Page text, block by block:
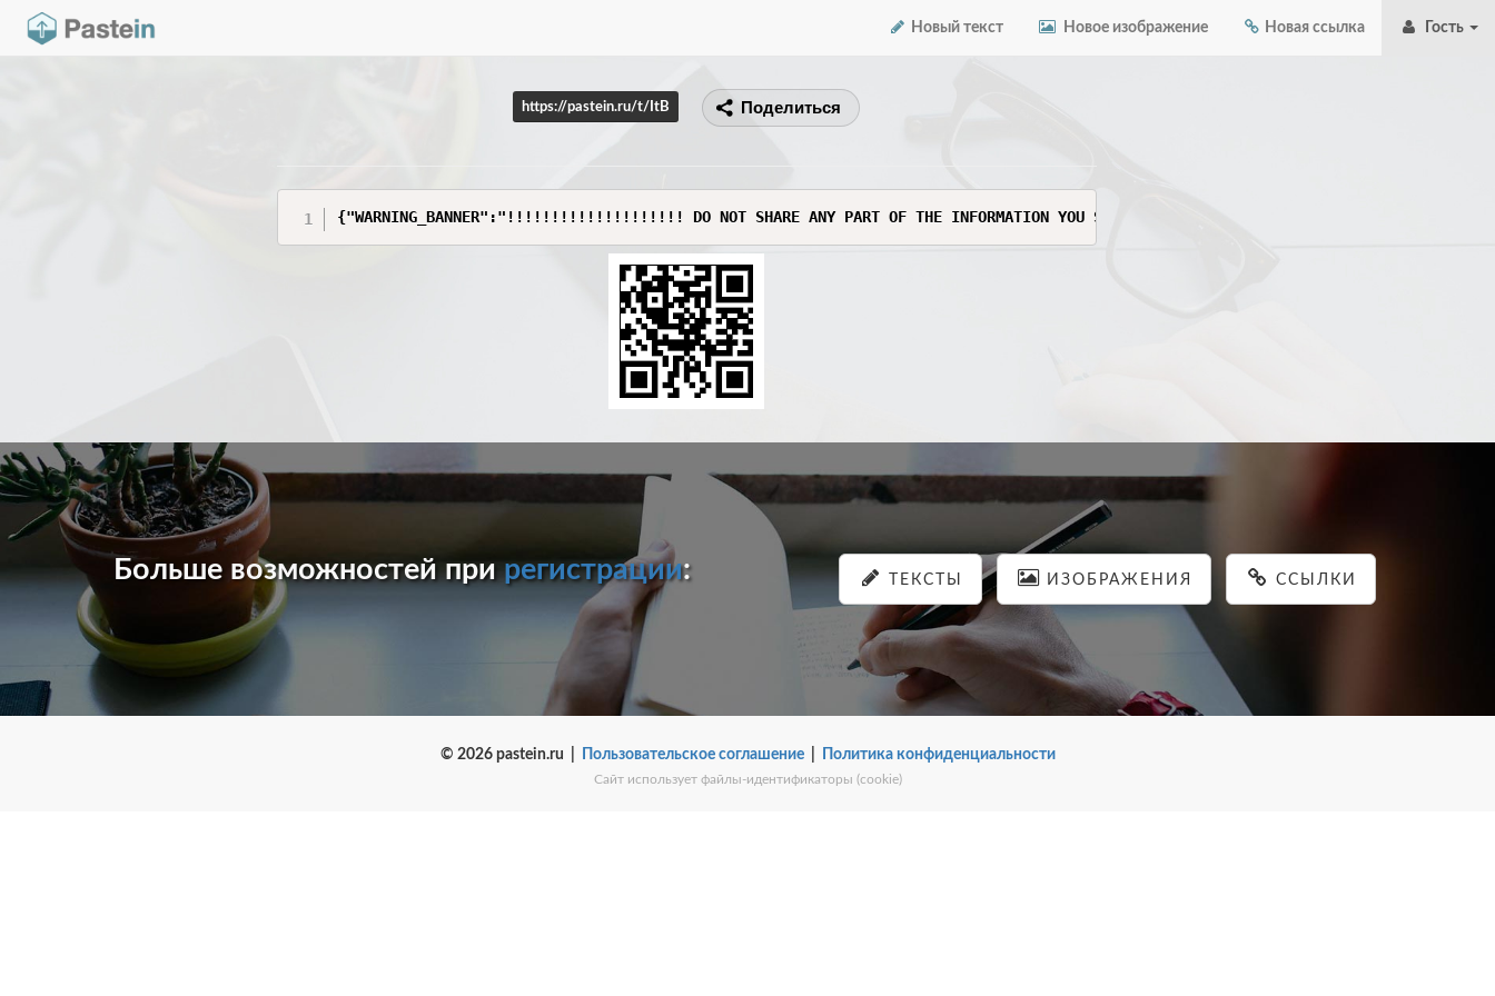
Новый текст Новое изображение Новая ссылка Гость
https://pastein.ru/t/ItB Поделиться
{"WARNING_BANNER":"!!!!!!!!!!!!!!!!!!!! DO NOT SHARE ANY PART OF THE INFORMATION YOU SEE HERE. THIS INFORMATION IS SENSITIVE AND CAN
Больше возможностей прирегистрации: ТЕКСТЫ ИЗОБРАЖЕНИЯ ССЫЛКИ
© 2026 pastein.ru | Пользовательское соглашение| Политика конфиденциальности
Сайт использует файлы-идентификаторы (cookie)